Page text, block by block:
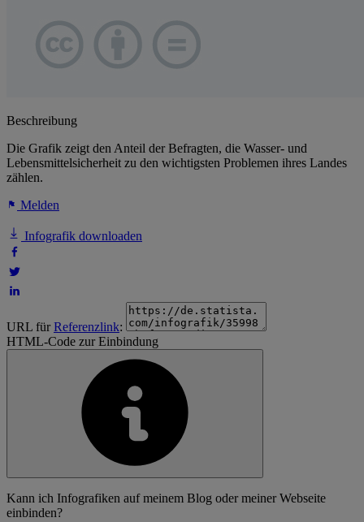
Beschreibung
Die Grafik zeigt den Anteil der Befragten, die Wasser- und
Lebensmittelsicherheit zu den wichtigsten Problemen ihres Landes
zählen.
Melden
Infografik downloaden
URL fürReferenzlink:
HTML-Code zur Einbindung
Kann ich Infografiken auf meinem Blog oder meiner Webseite
einbinden?